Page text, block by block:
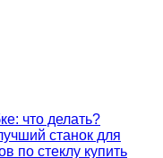
что делать?